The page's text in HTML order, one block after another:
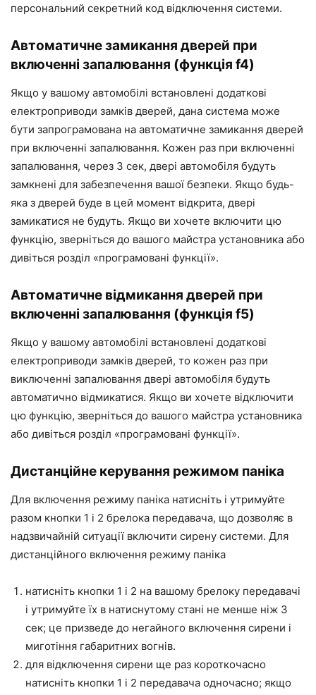
персональний секретний код відключення системи.
Автоматичне замикання дверей при
включенні запалювання (функція f4)
Якщо у вашому автомобілі встановлені додаткові
електроприводи замків дверей, дана система може
бути запрограмована на автоматичне замикання дверей
при включенні запалювання. Кожен раз при включенні
запалювання, через 3 сек, двері автомобіля будуть
замкнені для забезпечення вашої безпеки. Якщо будь-
яка з дверей буде в цей момент відкрита, двері
замикатися не будуть. Якщо ви хочете включити цю
функцію, зверніться до вашого майстра установника або
дивіться розділ «програмовані функції».
Автоматичне відмикання дверей при
включенні запалювання (функція f5)
Якщо у вашому автомобілі встановлені додаткові
електроприводи замків дверей, то кожен раз при
виключенні запалювання двері автомобіля будуть
автоматично відмикатися. Якщо ви хочете відключити
цю функцію, зверніться до вашого майстра установника
або дивіться розділ «програмовані функції».
Дистанційне керування режимом паніка
Для включення режиму паніка натисніть і утримуйте
разом кнопки 1 і 2 брелока передавача, що дозволяє в
надзвичайній ситуації включити сирену системи. Для
дистанційного включення режиму паніка
натисніть кнопки 1 і 2 на вашому брелоку передавачі
і утримуйте їх в натиснутому стані не менше ніж 3
сек; це призведе до негайного включення сирени і
миготіння габаритних вогнів.
для відключення сирени ще раз короткочасно
натисніть кнопки 1 і 2 передавача одночасно; якщо